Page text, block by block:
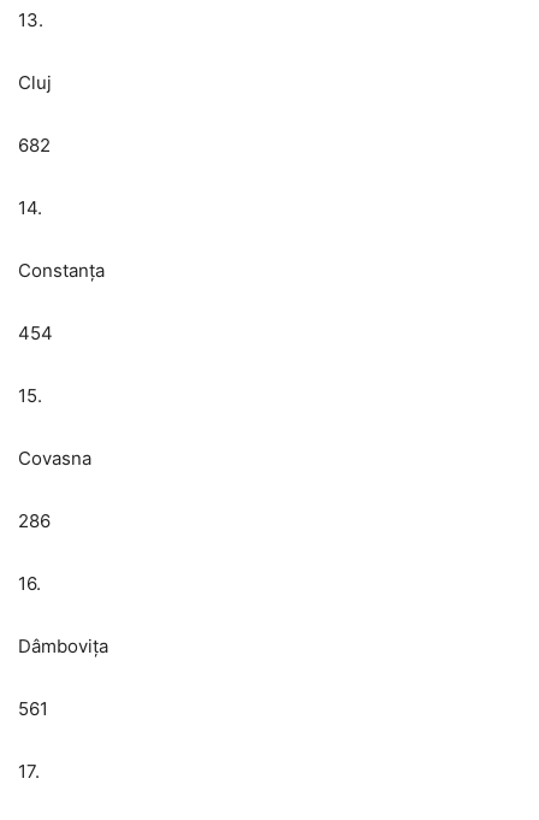
13.
Cluj
682
14.
Constanța
454
15.
Covasna
286
16.
Dâmbovița
561
17.